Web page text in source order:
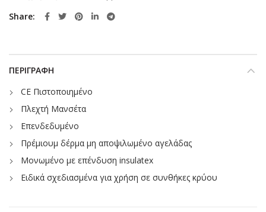
Share
ΠΕΡΙΓΡΑΦΉ
CE Πιστοποιημένο
Πλεχτή Μανσέτα
Επενδεδυμένο
Πρέμιουμ δέρμα μη αποψιλωμένο αγελάδας
Μονωμένο με επένδυση insulatex
Ειδικά σχεδιασμένα για χρήση σε συνθήκες κρύου